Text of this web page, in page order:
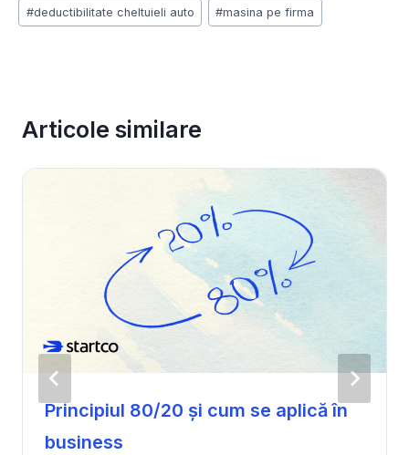
#deductibilitate cheltuieli auto #masina pe firma
Articole similare
Principiul 80/20 și cum se aplică în
business